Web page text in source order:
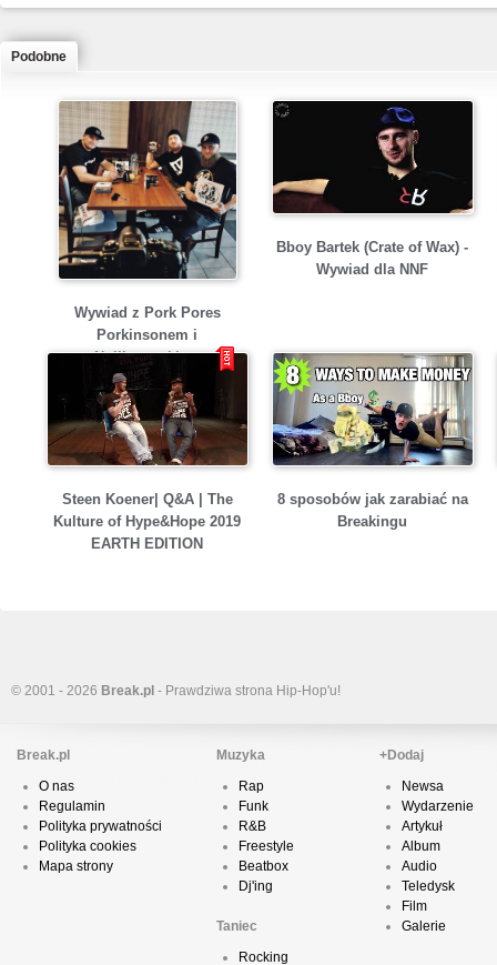
Podobne
Wywiad z Pork Pores
Porkinsonem i
Nullizmatykiem
Bboy Bartek (Crate of Wax) -
Wywiad dla NNF
Steen Koener| Q&A | The
Kulture of Hype&Hope 2019
EARTH EDITION
8 sposobów jak zarabiać na
Breakingu
© 2001 - 2026 Break.pl - Prawdziwa strona Hip-Hop'u!
Break.pl
O nas
Regulamin
Polityka prywatności
Polityka cookies
Mapa strony
Muzyka
Rap
Funk
R&B
Freestyle
Beatbox
Dj'ing
Taniec
Rocking
+Dodaj
Newsa
Wydarzenie
Artykuł
Album
Audio
Teledysk
Film
Galerie